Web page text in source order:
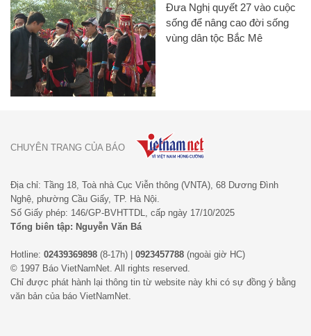
Đưa Nghị quyết 27 vào cuộc
sống để nâng cao đời sống
vùng dân tộc Bắc Mê
Địa chỉ: Tầng 18, Toà nhà Cục Viễn thông (VNTA), 68 Dương Đình
Nghệ, phường Cầu Giấy, TP. Hà Nội.
Số Giấy phép: 146/GP-BVHTTDL, cấp ngày 17/10/2025
Tổng biên tập: Nguyễn Văn Bá
Hotline: 02439369898 (8-17h) | 0923457788 (ngoài giờ HC)
© 1997 Báo VietNamNet. All rights reserved.
Chỉ được phát hành lại thông tin từ website này khi có sự đồng ý bằng
văn bản của báo VietNamNet.
CHUYÊN TRANG CỦA BÁO